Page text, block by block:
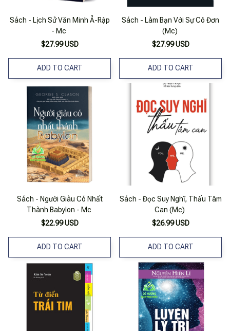
Sách - Lịch Sử Văn Minh Ả-Rập
- Mc
$27.99 USD
ADD TO CART
Sách - Làm Bạn Với Sự Cô Đơn
(Mc)
$27.99 USD
ADD TO CART
Sách - Người Giàu Có Nhất
Thành Babylon - Mc
$22.99 USD
ADD TO CART
Sách - Đọc Suy Nghĩ, Thấu Tâm
Can (Mc)
$26.99 USD
ADD TO CART